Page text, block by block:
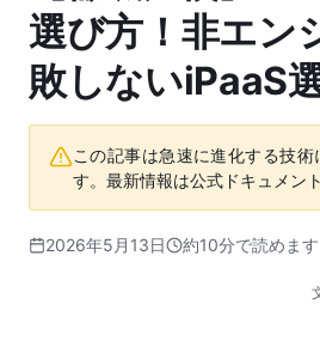
選び方！非エン
敗しないiPaaS
この記事は急速に進化する技術
す。最新情報は公式ドキュメン
2026年5月13日 約10分で読めます